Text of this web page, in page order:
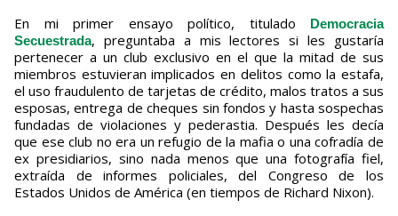
En mi primer ensayo político, titulado
Democracia
Secuestrada, preguntaba a mis lectores si les gustaría
pertenecer a un club exclusivo en el que la mitad de sus
miembros estuvieran implicados en delitos como la estafa,
el uso fraudulento de tarjetas de crédito, malos tratos a sus
esposas, entrega de cheques sin fondos y hasta sospechas
fundadas de violaciones y pederastia. Después les decía
que ese club no era un refugio de la mafia o una cofradía de
ex presidiarios, sino nada menos que una fotografía fiel,
extraída de informes policiales, del Congreso de los
Estados Unidos de América (en tiempos de Richard Nixon).